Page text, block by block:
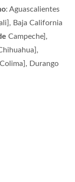
: Aguascalientes
Baja California
Campeche],
Durango